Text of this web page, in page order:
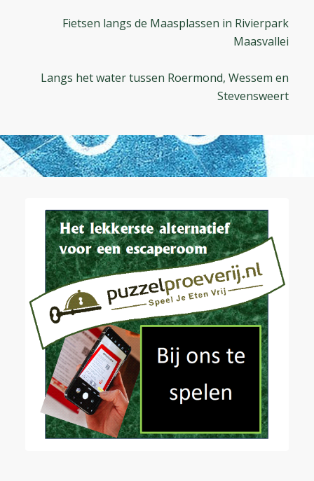
Fietsen langs de Maasplassen in Rivierpark
Maasvallei
Langs het water tussen Roermond, Wessem en
Stevensweert